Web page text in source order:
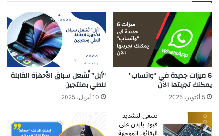
6 ميزات جديدة في “واتساب”
يمكنك تجربتها الآن
5 أكتوبر، 2025
“أبل” تُشعل سباق الأجهزة القابلة
للطي بمنتجين
10 أبريل، 2025